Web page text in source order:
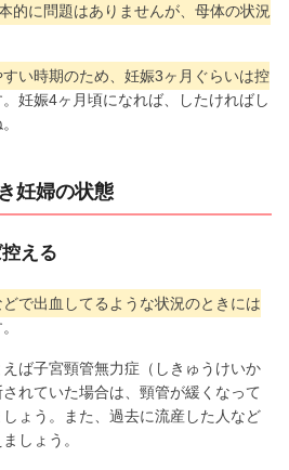
的に問題はありませんが、母体の状況
い時期のため、妊娠3ヶ月ぐらいは控
。妊娠4ヶ月頃になれば、したければし
妊婦の状態
える
で出血してるような状況のときには
ば子宮頸管無力症（しきゅうけいか
れていた場合は、頸管が緩くなって
ょう。また、過去に流産した人など
しょう。